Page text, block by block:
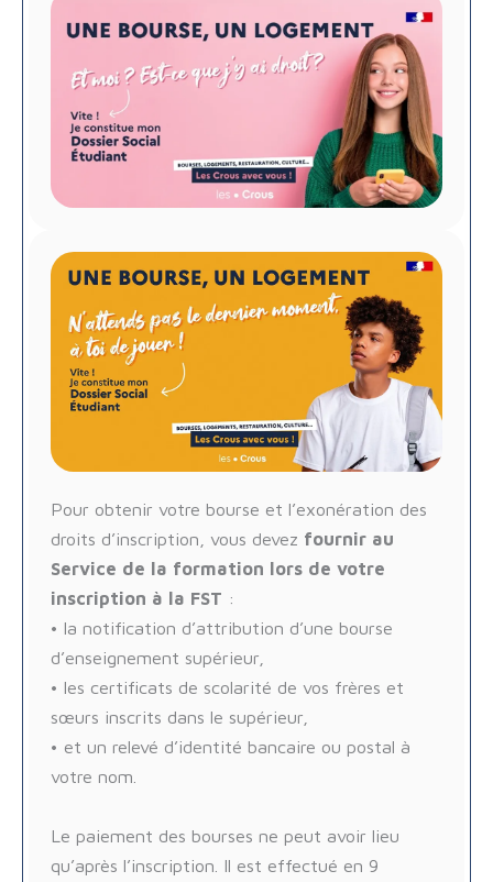
Pour obtenir votre bourse et l’exonération des
droits d’inscription, vous devez fournir au
Service de la formation lors de votre
inscription à la FST :
• la notification d’attribution d’une bourse
d’enseignement supérieur,
• les certificats de scolarité de vos frères et
sœurs inscrits dans le supérieur,
• et un relevé d’identité bancaire ou postal à
votre nom.
Le paiement des bourses ne peut avoir lieu
qu’après l’inscription. Il est effectué en 9